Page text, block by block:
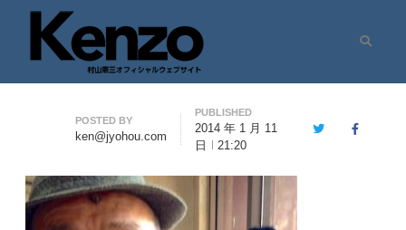
七転八起 – 村山憲三 Official Site
村山憲三ウェブサイト
Author
POSTED BY
ken@jyohou.com
PUBLISHED
2014 年 1 月 11
日
21:20
TwitterFacebook